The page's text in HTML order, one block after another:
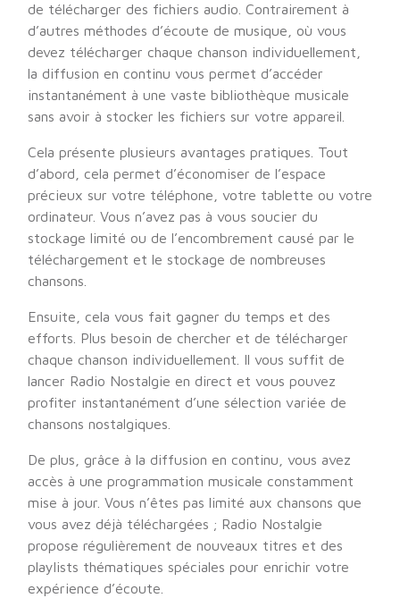
de télécharger des fichiers audio. Contrairement à
d’autres méthodes d’écoute de musique, où vous
devez télécharger chaque chanson individuellement,
la diffusion en continu vous permet d’accéder
instantanément à une vaste bibliothèque musicale
sans avoir à stocker les fichiers sur votre appareil.
Cela présente plusieurs avantages pratiques. Tout
d’abord, cela permet d’économiser de l’espace
précieux sur votre téléphone, votre tablette ou votre
ordinateur. Vous n’avez pas à vous soucier du
stockage limité ou de l’encombrement causé par le
téléchargement et le stockage de nombreuses
chansons.
Ensuite, cela vous fait gagner du temps et des
efforts. Plus besoin de chercher et de télécharger
chaque chanson individuellement. Il vous suffit de
lancer Radio Nostalgie en direct et vous pouvez
profiter instantanément d’une sélection variée de
chansons nostalgiques.
De plus, grâce à la diffusion en continu, vous avez
accès à une programmation musicale constamment
mise à jour. Vous n’êtes pas limité aux chansons que
vous avez déjà téléchargées ; Radio Nostalgie
propose régulièrement de nouveaux titres et des
playlists thématiques spéciales pour enrichir votre
expérience d’écoute.